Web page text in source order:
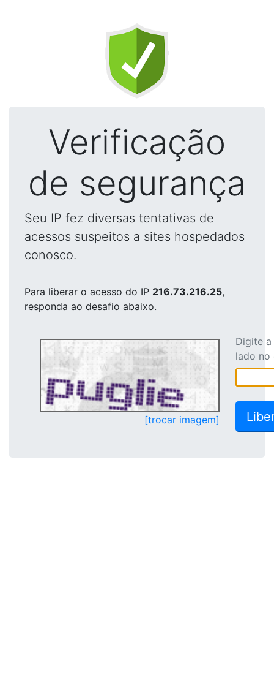
Verificação
de segurança
Seu IP fez diversas tentativas de
acessos suspeitos a sites hospedados
conosco.
Para liberar o acesso do IP 216.73.216.25,
responda ao desafio abaixo.
[trocar imagem]
Digite
lado no